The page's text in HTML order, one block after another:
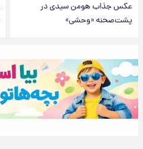
عکس جذاب هومن سیدی در
پشت‌صحنه «وحشی»